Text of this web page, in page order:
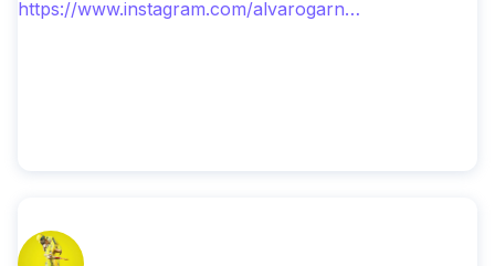
Fundador e Embaixador @vivacarnauba
https://www.instagram.com/alvarogarner